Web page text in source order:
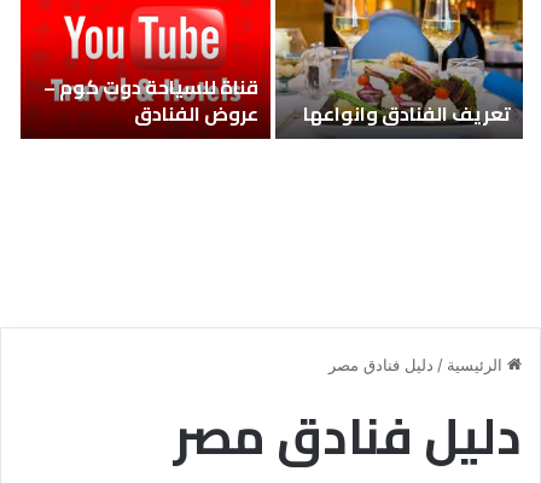
تعريف الفنادق وانواعها
قناة للسياحة دوت كوم –
عروض الفنادق
الرئيسية / دليل فنادق مصر
دليل فنادق مصر